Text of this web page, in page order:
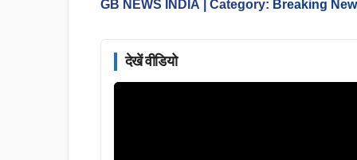
GB NEWS INDIA | Category: Breaking
देखें वीडियो